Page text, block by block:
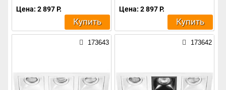
Цена: 2 897 Р.
Купить
Цена: 2 897 Р.
Купить
173643 173642